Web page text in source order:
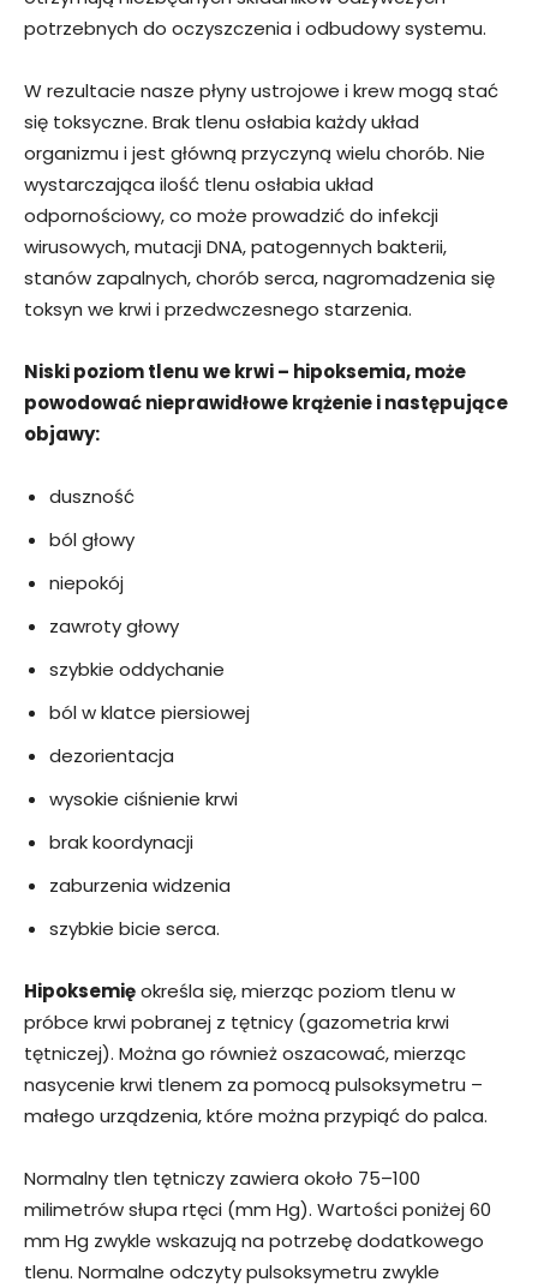
potrzebnych do oczyszczenia i odbudowy systemu.
W rezultacie nasze płyny ustrojowe i krew mogą stać
się toksyczne. Brak tlenu osłabia każdy układ
organizmu i jest główną przyczyną wielu chorób. Nie
wystarczająca ilość tlenu osłabia układ
odpornościowy, co może prowadzić do infekcji
wirusowych, mutacji DNA, patogennych bakterii,
stanów zapalnych, chorób serca, nagromadzenia się
toksyn we krwi i przedwczesnego starzenia.
Niski poziom tlenu we krwi – hipoksemia, może
powodować nieprawidłowe krążenie i następujące
objawy:
duszność
ból głowy
niepokój
zawroty głowy
szybkie oddychanie
ból w klatce piersiowej
dezorientacja
wysokie ciśnienie krwi
brak koordynacji
zaburzenia widzenia
szybkie bicie serca.
Hipoksemięokreśla się, mierząc poziom tlenu w
próbce krwi pobranej z tętnicy (gazometria krwi
tętniczej). Można go również oszacować, mierząc
nasycenie krwi tlenem za pomocą pulsoksymetru –
małego urządzenia, które można przypiąć do palca.
Normalny tlen tętniczy zawiera około 75–100
milimetrów słupa rtęci (mm Hg). Wartości poniżej 60
mm Hg zwykle wskazują na potrzebę dodatkowego
tlenu. Normalne odczyty pulsoksymetru zwykle